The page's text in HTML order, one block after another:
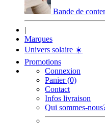
Bande de
|
Marques
Univers solaire ☀️
Promotions
Connexion
Panier (0)
Contact
Infos livraison
Qui sommes-